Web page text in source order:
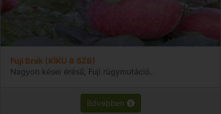
Fuji Brak (KIKU 8 SZB)
Nagyon kései érésű, Fuji rügymutáció.
Bővebben